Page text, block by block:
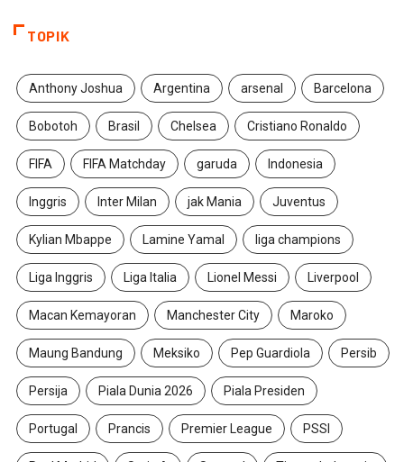
TOPIK
Anthony Joshua Argentina arsenal Barcelona
Bobotoh Brasil Chelsea Cristiano Ronaldo
FIFA FIFA Matchday garuda Indonesia
Inggris Inter Milan jak Mania Juventus
Kylian Mbappe Lamine Yamal liga champions
Liga Inggris Liga Italia Lionel Messi Liverpool
Macan Kemayoran Manchester City Maroko
Maung Bandung Meksiko Pep Guardiola Persib
Persija Piala Dunia 2026 Piala Presiden
Portugal Prancis Premier League PSSI